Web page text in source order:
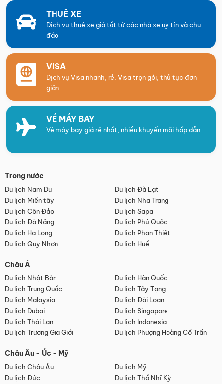
THUÊ XE
Dịch vụ thuê xe giá tốt từ các nhà xe uy tín và chu
đáo
VISA
Dịch vụ Visa nhanh, rẻ. Visa trọn gói, thủ tục đơn
giản
VÉ MÁY BAY
Vé máy bay giá rẻ nhất, nhiều khuyến mãi hấp dẫn
Trong nước
Du lịch Nam Du
Du lịch Đà Lạt
Du lịch Miền tây
Du lịch Nha Trang
Du lịch Côn Đảo
Du lịch Sapa
Du lịch Đà Nẵng
Du lịch Phú Quốc
Du lịch Hạ Long
Du lịch Phan Thiết
Du lịch Quy Nhơn
Du lịch Huế
Châu Á
Du lịch Nhật Bản
Du lịch Hàn Quốc
Du lịch Trung Quốc
Du lịch Tây Tạng
Du lịch Malaysia
Du lịch Đài Loan
Du lịch Dubai
Du lịch Singapore
Du lịch Thái Lan
Du lịch Indonesia
Du lịch Trương Gia Giới
Du lịch Phượng Hoàng Cổ Trấn
Châu Âu - Úc - Mỹ
Du lịch Châu Âu
Du lịch Mỹ
Du lịch Đức
Du lịch Thổ Nhĩ Kỳ